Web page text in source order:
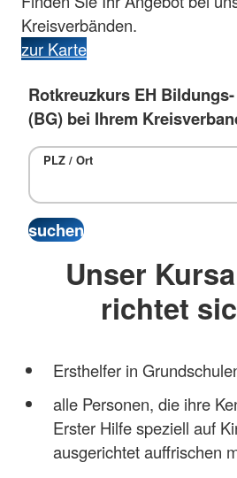
Kreisverbänden.
zur Karte
Rotkreuzkurs EH
(BG) bei Ihrem
PLZ / Ort
Unser
richtet
Ersthelfer in
alle Personen, die ihre
Erster Hilfe speziell auf
ausgerichtet auffrischen